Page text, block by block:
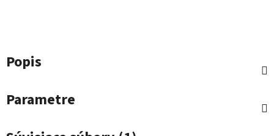
Popis
Parametre